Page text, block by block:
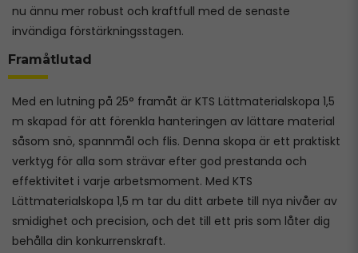
nu ännu mer robust och kraftfull med de senaste
invändiga förstärkningsstagen.
Framåtlutad
Med en lutning på 25° framåt är KTS Lättmaterialskopa 1,5
m skapad för att förenkla hanteringen av lättare material
såsom snö, spannmål och flis. Denna skopa är ett praktiskt
verktyg för alla som strävar efter god prestanda och
effektivitet i varje arbetsmoment. Med KTS
Lättmaterialskopa 1,5 m tar du ditt arbete till nya nivåer av
smidighet och precision, och det till ett pris som låter dig
behålla din konkurrenskraft.